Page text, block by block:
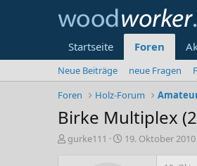
Startseite Foren
Neue Beiträge neue Fragen
Foren
Holz-Forum
Birke Multiplex
E
gurke111
E19. Oktober 2010